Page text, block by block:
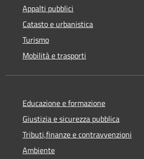
Appalti pubblici
Catasto e urbanistica
Turismo
Mobilità e trasporti
Educazione e formazione
Giustizia e sicurezza pubblica
Tributi,finanze e contravvenzioni
Ambiente